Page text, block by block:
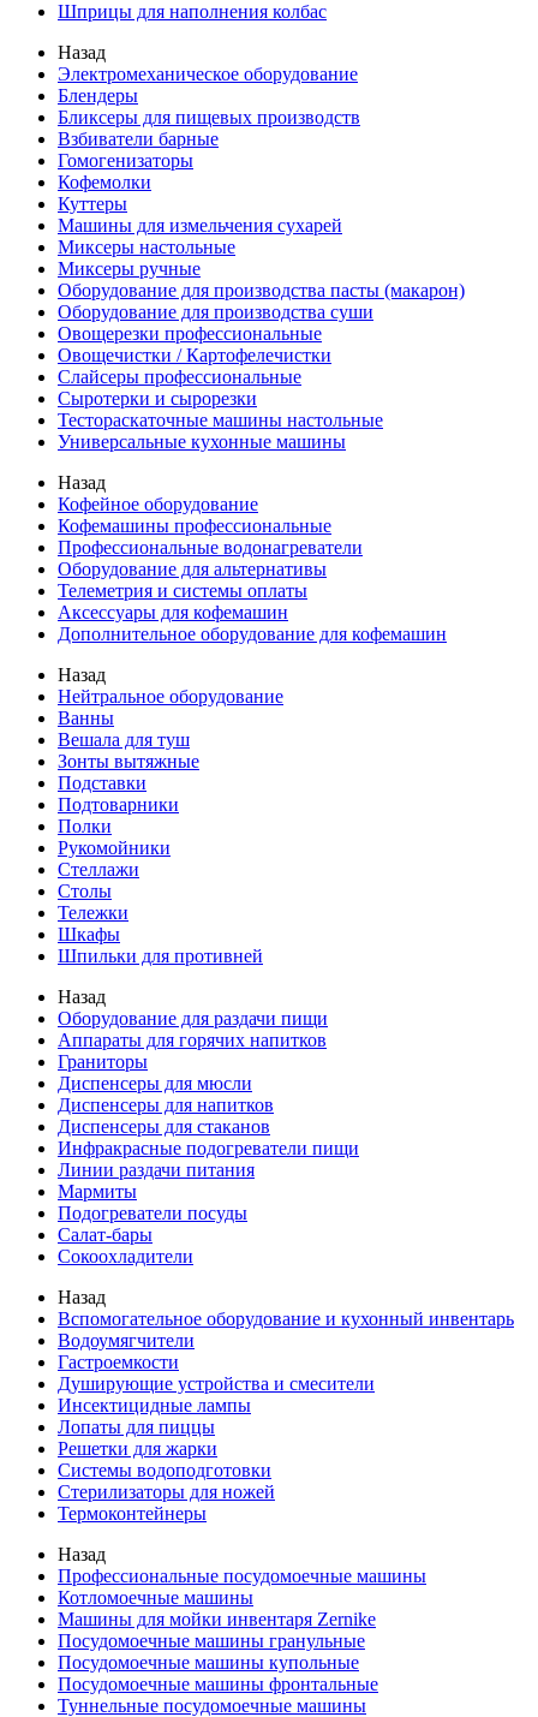
Шприцы для наполнения колбас
Назад
Электромеханическое оборудование
Блендеры
Бликсеры для пищевых производств
Взбиватели барные
Гомогенизаторы
Кофемолки
Куттеры
Машины для измельчения сухарей
Миксеры настольные
Миксеры ручные
Оборудование для производства пасты (макарон)
Оборудование для производства суши
Овощерезки профессиональные
Овощечистки / Картофелечистки
Слайсеры профессиональные
Сыротерки и сырорезки
Тестораскаточные машины настольные
Универсальные кухонные машины
Назад
Кофейное оборудование
Кофемашины профессиональные
Профессиональные водонагреватели
Оборудование для альтернативы
Телеметрия и системы оплаты
Аксессуары для кофемашин
Дополнительное оборудование для кофемашин
Назад
Нейтральное оборудование
Ванны
Вешала для туш
Зонты вытяжные
Подставки
Подтоварники
Полки
Рукомойники
Стеллажи
Столы
Тележки
Шкафы
Шпильки для противней
Назад
Оборудование для раздачи пищи
Аппараты для горячих напитков
Граниторы
Диспенсеры для мюсли
Диспенсеры для напитков
Диспенсеры для стаканов
Инфракрасные подогреватели пищи
Линии раздачи питания
Мармиты
Подогреватели посуды
Салат-бары
Сокоохладители
Назад
Вспомогательное оборудование и кухонный инвентарь
Водоумягчители
Гастроемкости
Душирующие устройства и смесители
Инсектицидные лампы
Лопаты для пиццы
Решетки для жарки
Системы водоподготовки
Стерилизаторы для ножей
Термоконтейнеры
Назад
Профессиональные посудомоечные машины
Котломоечные машины
Машины для мойки инвентаря Zernike
Посудомоечные машины гранульные
Посудомоечные машины купольные
Посудомоечные машины фронтальные
Туннельные посудомоечные машины